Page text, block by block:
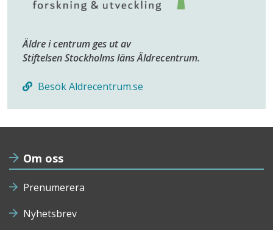
Äldre i centrum ges ut av
Stiftelsen Stockholms läns Äldrecentrum.
Besök Aldrecentrum.se
Om oss
Prenumerera
Nyhetsbrev